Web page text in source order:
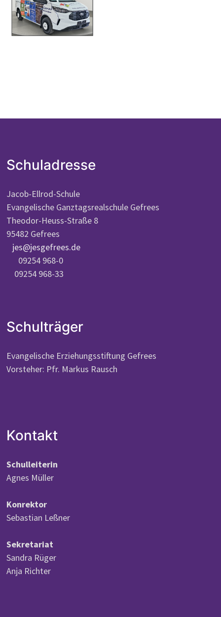
Schuladresse
Jacob-Ellrod-Schule
Evangelische Ganztagsrealschule Gefrees
Theodor-Heuss-Straße 8
95482 Gefrees
jes@jesgefrees.de
09254 968-0
09254 968-33
Schulträger
Evangelische Erziehungsstiftung Gefrees
Vorsteher: Pfr. Markus Rausch
Kontakt
Schulleiterin
Agnes Müller
Konrektor
Sebastian Leßner
Sekretariat
Sandra Rüger
Anja Richter